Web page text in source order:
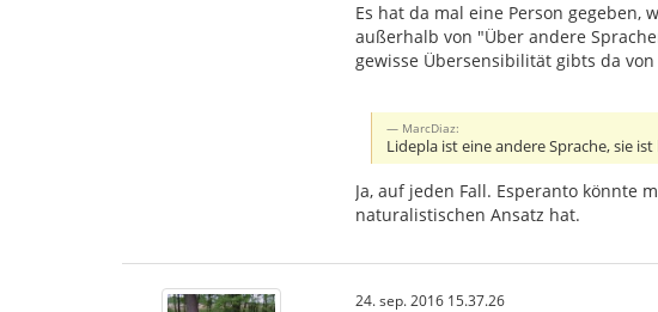
Es hat da mal eine Person
außerhalb von "Über andere
gewisse Übersensibilität gibts da
MarcDiaz:
Lidepla ist eine andere Sprache, sie
Ja, auf jeden Fall. Esperanto könnte
naturalistischen Ansatz hat.
24. sep. 2016 15.37.26